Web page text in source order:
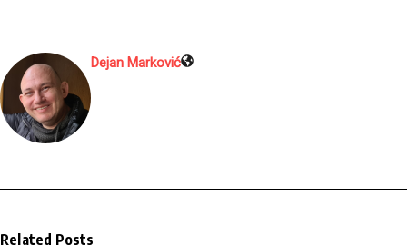
Dejan Marković
Related Posts